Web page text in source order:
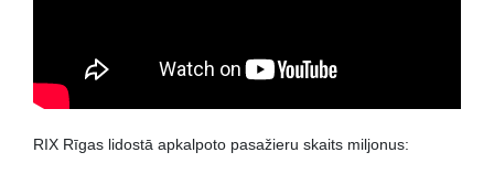
RIX Rīgas lidostā apkalpoto pasažieru skaits miljonus: